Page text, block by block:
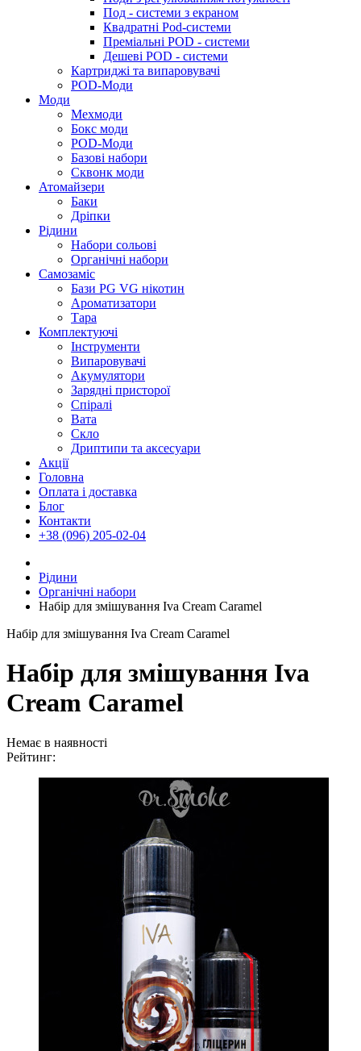
Под - системи з екраном
Квадратні Pod-системи
Преміальні POD - системи
Дешеві POD - системи
Картриджі та випаровувачі
POD-Моди
Моди
Мехмоди
Бокс моди
POD-Моди
Базові набори
Сквонк моди
Атомайзери
Баки
Дріпки
Рідини
Набори сольові
Органічні набори
Самозаміс
Бази PG VG нікотин
Ароматизатори
Тара
Комплектуючі
Інструменти
Випаровувачі
Акумулятори
Зарядні присторої
Спіралі
Вата
Скло
Дриптипи та аксесуари
Акції
Головна
Оплата і доставка
Блог
Контакти
+38 (096) 205-02-04
Рідини
Органічні набори
Набір для змішування Iva Cream Caramel
Набір для змішування Iva Cream Caramel
Набір для змішування Iva
Cream Caramel
Немає в наявності
Рейтинг: